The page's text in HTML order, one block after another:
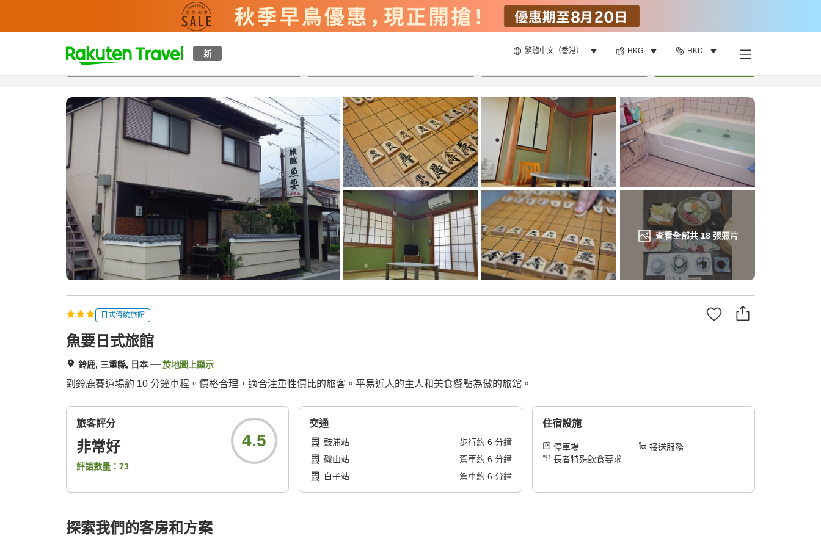
新 繁體中文（香港） HKG HKD
t
p
a
g
e
_
s
e
c
h
查看全部共18張照片
概覽房間及住宿方案 評價設施
日式傳統旅館
魚要日式旅館
鈴鹿, 三重縣, 日本 於地圖上顯示
到鈴鹿賽道場約 10 分鐘車程。價格合理，適合注重性價比的旅客。平易近人的主人和美食餐點為傲的旅舘。
旅客評分
非常好
評語數量： 73
4.5
交通
鼓浦站 步行約 6 分鐘
磯山站
駕車約 6 分鐘
白子站
駕車約 6 分鐘
住宿設施
停車場
接送服務
長者特殊飲食要求
探索我們的客房和方案